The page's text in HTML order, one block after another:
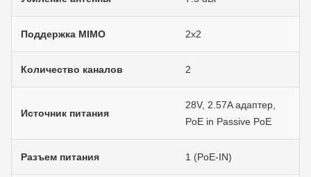
Поддержка MIMO 2х2
Количество каналов 2
Источник питания
28V, 2.57A адаптер,
PoE in Passive PoE
Разъем питания 1 (PoE-IN)